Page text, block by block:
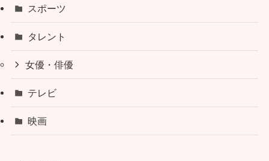
スポーツ
タレント
女優・俳優
テレビ
映画